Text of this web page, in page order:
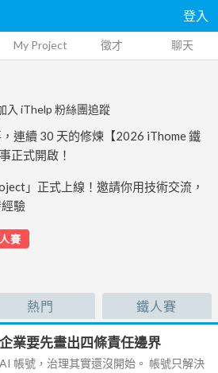
登入
My Project 徵才 聊天
入 iThelp 粉絲團追蹤
連續 30 天的修煉【2026 iThome 鐵
正式開啟！
」正式上線！邀請你用技術交流，
驗
賽
熱門 鐵人賽
業要先畫出四條責任邊界
帳號，治理其實還沒開始。 帳號只解決